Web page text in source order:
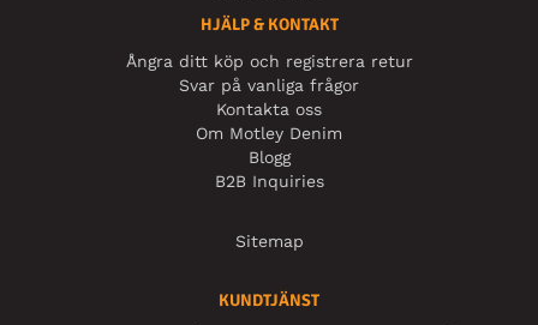
HJÄLP & KONTAKT
Ångra ditt köp och registrera retur
Svar på vanliga frågor
Kontakta oss
Om Motley Denim
Blogg
B2B Inquiries
Sitemap
KUNDTJÄNST